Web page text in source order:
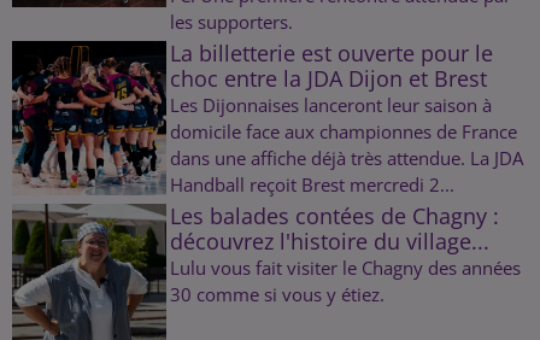
les supporters.
La billetterie est ouverte pour le
choc entre la JDA Dijon et Brest
Les Dijonnaises lanceront leur saison à
domicile face aux championnes de France
dans une affiche déjà très attendue. La JDA
Handball reçoit Brest mercredi 2...
Les balades contées de Chagny :
découvrez l'histoire du village...
Lulu vous fait visiter le Chagny des années
30 comme si vous y étiez.